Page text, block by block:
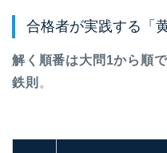
合格者が実践する「
解く順番は大問1から順
鉄則 。
英語名